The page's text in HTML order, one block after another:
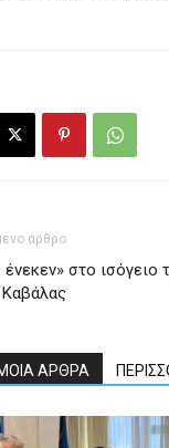
άρθρο
ένεκεν» στο ισόγειο
ΑΡΘΡΑ